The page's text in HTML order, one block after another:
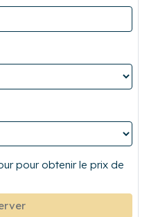
pour obtenir le prix de